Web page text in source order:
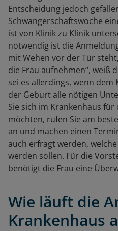
Entscheidung jedoch
Schwangerschaftswoche
ist von Klinik zu Klinik
notwendig ist die
mit Wehen vor der Tür
die Frau aufnehmen“, weiß
sei es allerdings, wenn
der Geburt alle nötigen
Sie sich im Krankenhaus
möchten, rufen Sie am
an und machen einen
auch erfragt werden,
werden sollen. Für die
benötigt die Frau eine
Wie läuft die
Krankenhaus